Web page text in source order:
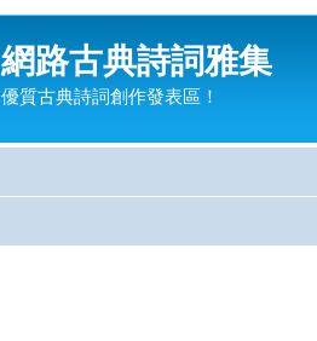
網路古典詩詞雅集
優質古典詩詞創作發表區！